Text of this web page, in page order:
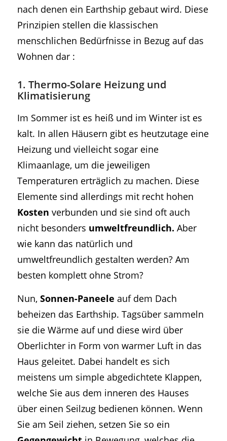
nach denen ein Earthship gebaut wird. Diese
Prinzipien stellen die klassischen
menschlichen Bedürfnisse in Bezug auf das
Wohnen dar :
1. Thermo-Solare Heizung und
Klimatisierung
Im Sommer ist es heiß und im Winter ist es
kalt. In allen Häusern gibt es heutzutage eine
Heizung und vielleicht sogar eine
Klimaanlage, um die jeweiligen
Temperaturen erträglich zu machen. Diese
Elemente sind allerdings mit recht hohen
Kosten verbunden und sie sind oft auch
nicht besonders umweltfreundlich. Aber
wie kann das natürlich und
umweltfreundlich gestalten werden? Am
besten komplett ohne Strom?
Nun, Sonnen-Paneele auf dem Dach
beheizen das Earthship. Tagsüber sammeln
sie die Wärme auf und diese wird über
Oberlichter in Form von warmer Luft in das
Haus geleitet. Dabei handelt es sich
meistens um simple abgedichtete Klappen,
welche Sie aus dem inneren des Hauses
über einen Seilzug bedienen können. Wenn
Sie am Seil ziehen, setzen Sie so ein